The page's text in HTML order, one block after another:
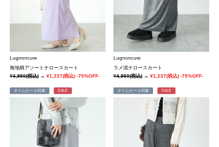
Lugnoncure
無地柄アソートナロースカート
¥4,950(税込) → ¥1,237(税込) -75%OFF-
Lugnoncure
ラメ混ナロースカート
¥4,950(税込)→¥1,237(税込) -75%OFF-
タイムセール対象 SALE タイムセール対象 SALE